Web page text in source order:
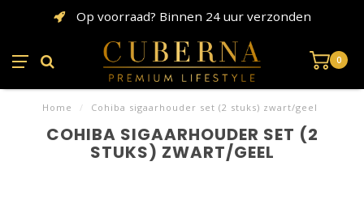
Op voorraad? Binnen 24 uur verzonden
0
Home / Cohiba sigaarhouder set (2 stuks) zwart/geel
COHIBA SIGAARHOUDER SET (2
STUKS) ZWART/GEEL